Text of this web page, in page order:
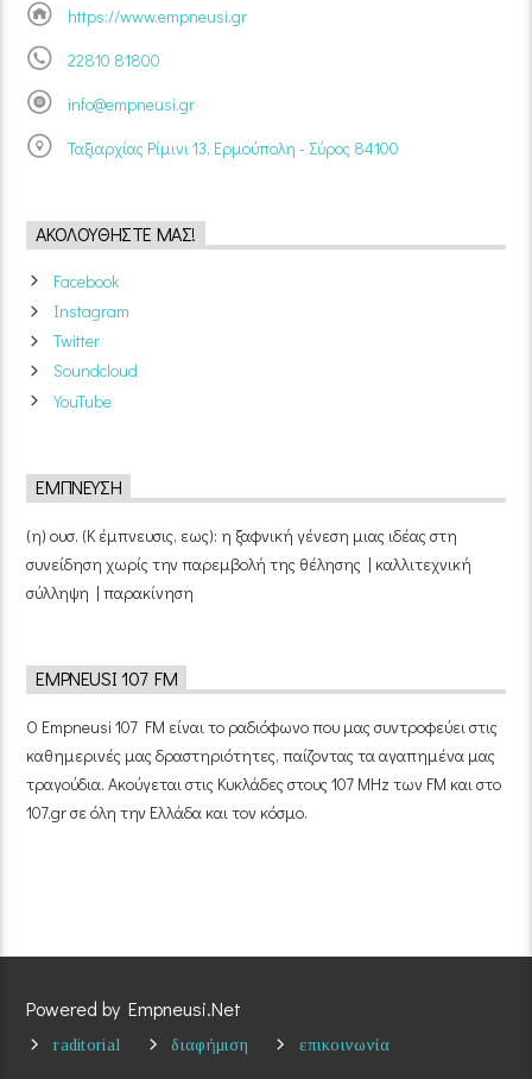
https://www.empneusi.gr
22810 81800
info@empneusi.gr
Ταξιαρχίας Ρίμινι 13, Ερμούπολη - Σύρος 84100
ΑΚΟΛΟΥΘΉΣΤΕ ΜΑΣ!
Facebook
Instagram
Twitter
Soundcloud
YouTube
ΈΜΠΝΕΥΣΗ
(η) ουσ. (Κ έμπνευσις, εως): η ξαφνική γένεση μιας ιδέας στη
συνείδηση χωρίς την παρεμβολή της θέλησης | καλλιτεχνική
σύλληψη | παρακίνηση
EMPNEUSI 107 FM
Ο Empneusi 107 FM είναι το ραδιόφωνο που μας συντροφεύει στις
καθημερινές μας δραστηριότητες, παίζοντας τα αγαπημένα μας
τραγούδια. Ακούγεται στις Κυκλάδες στους 107 MHz των FM και στο
107.gr σε όλη την Ελλάδα και τον κόσμο.
Powered by Empneusi.Net
raditorial διαφήμιση επικοινωνία